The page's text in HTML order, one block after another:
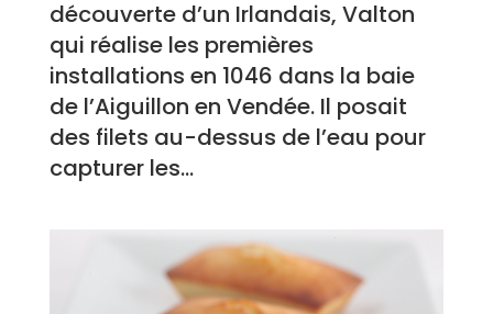
découverte d’un Irlandais, Valton
qui réalise les premières
installations en 1046 dans la baie
de l’Aiguillon en Vendée. Il posait
des filets au-dessus de l’eau pour
capturer les...